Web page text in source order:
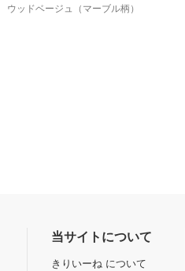
ウッドベージュ（マーブル柄）
当サイトについて
きりいーね について